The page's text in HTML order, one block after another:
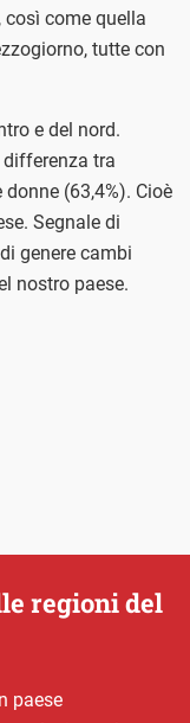
così come quella
tutte con
e del nord.
tra
(63,4%). Cioè
Segnale di
genere cambi
nostro paese.
regioni del
paese